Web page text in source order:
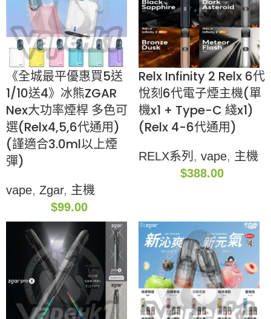
《全城最平優惠買5送
1/10送4》冰熊ZGAR
Nex大功率煙桿 多色可
選(Relx4,5,6代通用)
(謹適合3.0ml以上煙
彈)
vape, Zgar, 主機
$99.00
Relx Infinity 2 Relx 6代
悅刻6代電子煙主機(單
機x1 + Type-C 綫x1)
(Relx 4-6代通用)
RELX系列 , vape, 主機
$388.00